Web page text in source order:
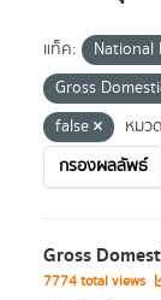
แท็ค: National
Gross
false
หมว
กรองผลลัพธ์
Gross
7774 total views